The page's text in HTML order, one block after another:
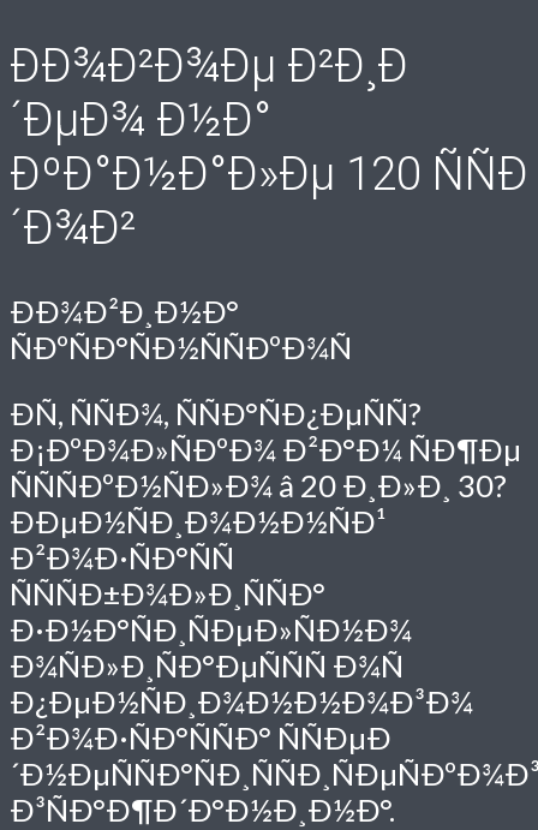
ÐÐ¾Ð²Ð¾Ðµ Ð²Ð¸Ð
´ÐµÐ¾ Ð½Ð°
ÐºÐ°Ð½Ð°Ð»Ðµ 120 ÑÑÐ
´Ð¾Ð²
ÐÐ¾Ð²Ð¸Ð½Ð°
ÑÐºÑÐ°ÑÐ½ÑÑÐºÐ¾Ñ
ÐÑ, ÑÑÐ¾, ÑÑÐ°ÑÐ¿ÐµÑÑ?
Ð¡ÐºÐ¾Ð»ÑÐºÐ¾ Ð²Ð°Ð¼ ÑÐ¶Ðµ
ÑÑÑÐºÐ½ÑÐ»Ð¾ â 20 Ð¸Ð»Ð¸ 30?
ÐÐµÐ½ÑÐ¸Ð¾Ð½Ð½ÑÐ¹
Ð²Ð¾Ð·ÑÐ°ÑÑ
ÑÑÑÐ±Ð¾Ð»Ð¸ÑÑÐ°
Ð·Ð½Ð°ÑÐ¸ÑÐµÐ»ÑÐ½Ð¾
Ð¾ÑÐ»Ð¸ÑÐ°ÐµÑÑÑ Ð¾Ñ
Ð¿ÐµÐ½ÑÐ¸Ð¾Ð½Ð½Ð¾Ð³Ð¾
Ð²Ð¾Ð·ÑÐ°ÑÑÐ° ÑÑÐµÐ
Ð³ÑÐ°Ð¶Ð´Ð°Ð½Ð¸Ð½Ð°.